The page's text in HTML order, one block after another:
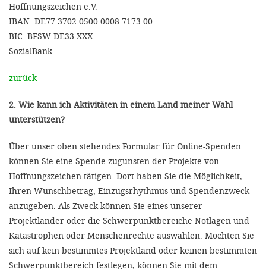
Hoffnungszeichen e.V.
IBAN: DE77 3702 0500 0008 7173 00
BIC: BFSW DE33 XXX
SozialBank
zurück
2. Wie kann ich Aktivitäten in einem Land meiner Wahl
unterstützen?
Über unser oben stehendes Formular für Online-Spenden
können Sie eine Spende zugunsten der Projekte von
Hoffnungszeichen tätigen. Dort haben Sie die Möglichkeit,
Ihren Wunschbetrag, Einzugsrhythmus und Spendenzweck
anzugeben. Als Zweck können Sie eines unserer
Projektländer oder die Schwerpunktbereiche Notlagen und
Katastrophen oder Menschenrechte auswählen. Möchten Sie
sich auf kein bestimmtes Projektland oder keinen bestimmten
Schwerpunktbereich festlegen, können Sie mit dem